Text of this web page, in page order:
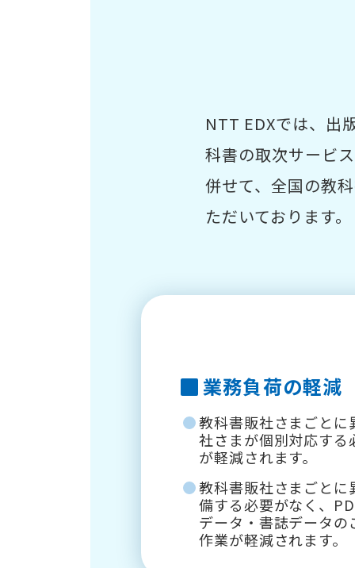
NTT EDXでは、出
科書の取次サービ
併せて、全国の教
ただいております。
業務負荷の軽減
教科書販社さまごと
社さまが個別対応す
が軽減されます。
教科書販社さまごと
備する必要がなく、
データ・書誌データ
作業が軽減されます。